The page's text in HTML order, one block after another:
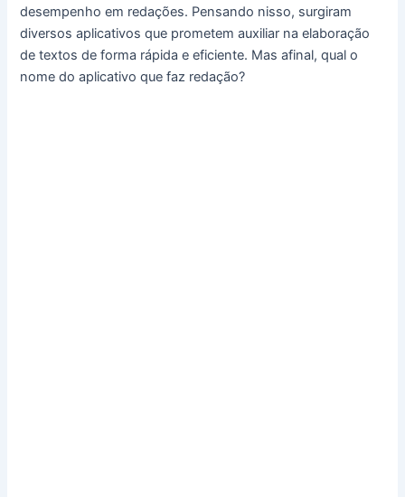
desempenho em redações. Pensando nisso, surgiram
diversos aplicativos que prometem auxiliar na elaboração
de textos de forma rápida e eficiente. Mas afinal, qual o
nome do aplicativo que faz redação?